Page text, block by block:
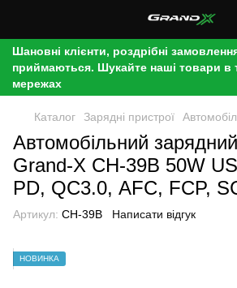
Шановні клієнти, роздрібні
приймаються. Шукайте наші товари в
мережах
Каталог Зарядні пристрої
Автомобільний
Grand-X CH-39B 50W
PD, QС3.0, AFC, FCP,
Артикул: CH-39B Написати відгук
НОВИНКА